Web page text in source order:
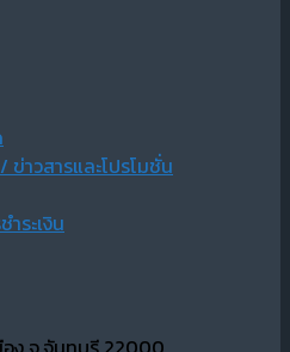
าวสารและโปรโมชั่น
ระเงิน